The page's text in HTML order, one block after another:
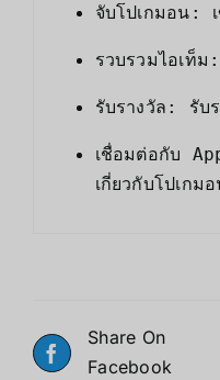
จับโปเกมอน:
รวบรวมไอเท็
รับรางวัล: รับ
เชื่อมต่อกับ
เกี่ยวกับโปเกม
Share On
Facebook